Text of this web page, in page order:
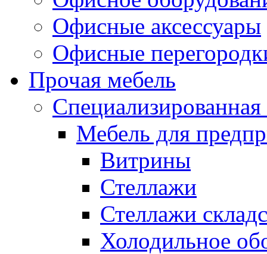
Офисные аксессуары
Офисные
Прочая мебель
Специализированная
Мебель для
Витрины
Стеллажи
Стеллажи
Холодильное